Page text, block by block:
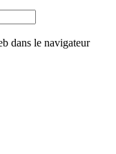
dans le navigateur